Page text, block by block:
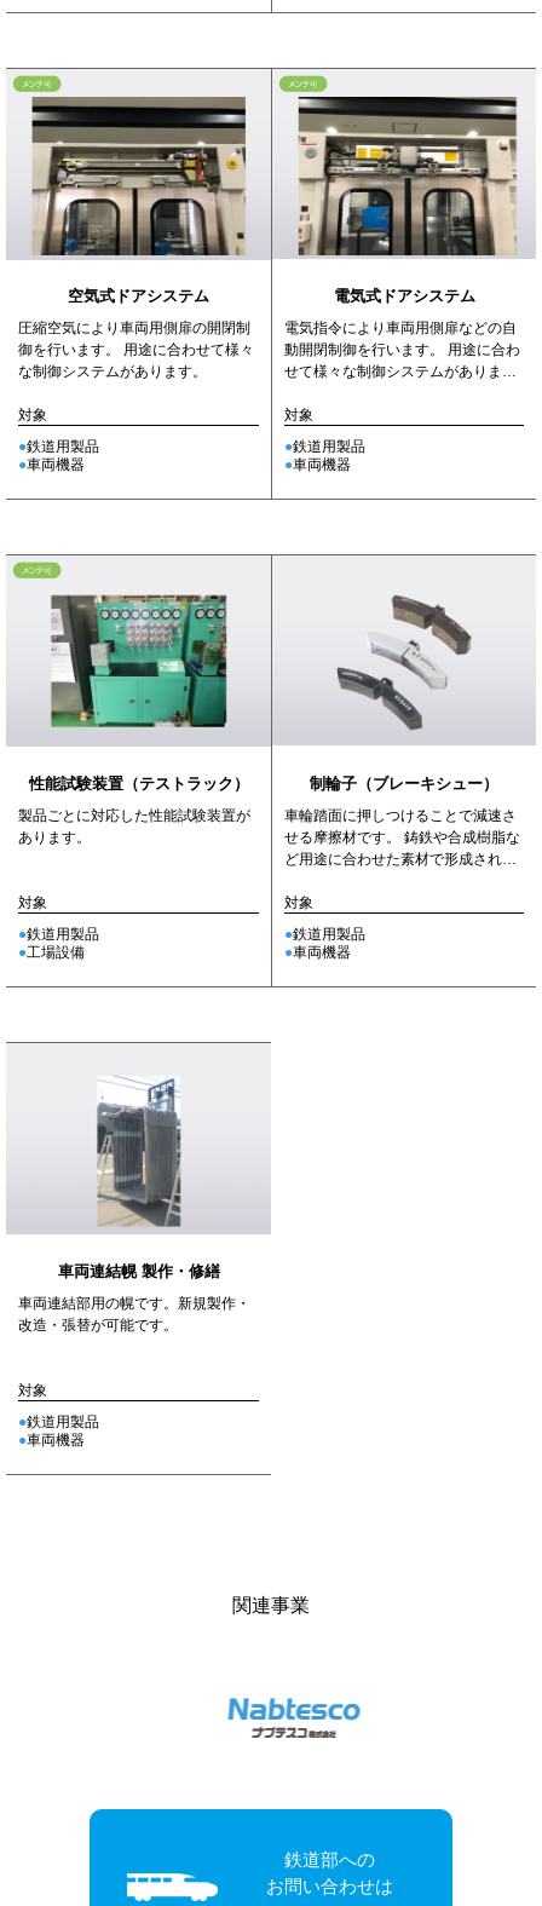
空気式ドアシステム
圧縮空気により車両用側扉の開閉制
御を行います。 用途に合わせて様々
な制御システムがあります。
対象
鉄道用製品
車両機器
電気式ドアシステム
電気指令により車両用側扉などの自
動開閉制御を行います。 用途に合わ
せて様々な制御システムがありま
対象
鉄道用製品
車両機器
性能試験装置（テストラック）
製品ごとに対応した性能試験装置が
あります。
対象
鉄道用製品
工場設備
制輪子（ブレーキシュー）
車輪踏面に押しつけることで減速さ
せる摩擦材です。 鋳鉄や合成樹脂な
ど用途に合わせた素材で形成されて
対象
鉄道用製品
車両機器
車両連結幌 製作・修繕
車両連結部用の幌です。新規製作・
改造・張替が可能です。
対象
鉄道用製品
車両機器
関連事業
鉄道部への
お問い合わせは